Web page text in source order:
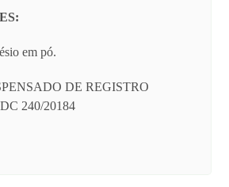
em pó.
DE REGISTRO
240/20184